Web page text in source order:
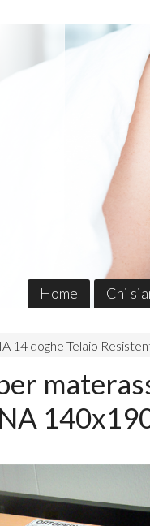
Home Chi
14 doghe Telaio